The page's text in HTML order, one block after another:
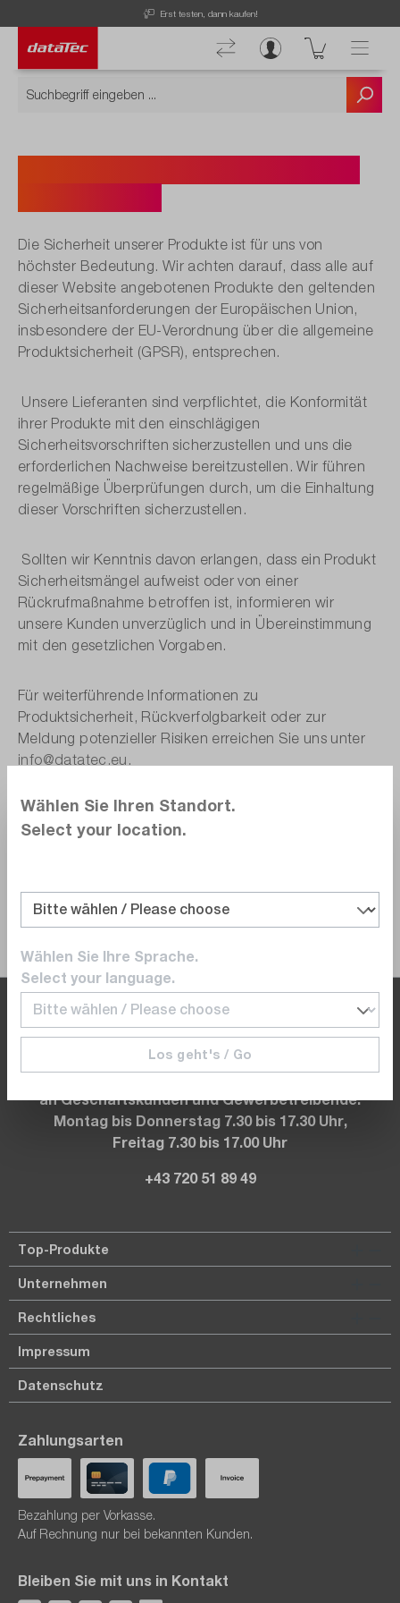
Erst testen, dann kaufen!
Die Sicherheit unserer Produkte ist für uns von
höchster Bedeutung. Wir achten darauf, dass alle auf
dieser Website angebotenen Produkte den geltenden
Sicherheitsanforderungen der Europäischen Union,
insbesondere der EU-Verordnung über die allgemeine
Produktsicherheit (GPSR), entsprechen.
Unsere Lieferanten sind verpflichtet, die Konformität
ihrer Produkte mit den einschlägigen
Sicherheitsvorschriften sicherzustellen und uns die
erforderlichen Nachweise bereitzustellen. Wir führen
regelmäßige Überprüfungen durch, um die Einhaltung
dieser Vorschriften sicherzustellen.
Sollten wir Kenntnis davon erlangen, dass ein Produkt
Sicherheitsmängel aufweist oder von einer
Rückrufmaßnahme betroffen ist, informieren wir
unsere Kunden unverzüglich und in Übereinstimmung
mit den gesetzlichen Vorgaben.
Für weiterführende Informationen zu
Produktsicherheit, Rückverfolgbarkeit oder zur
Meldung potenzieller Risiken erreichen Sie uns unter
info@datatec.eu .
Sie haben weitere Fragen?
+43 720 / 51 89 49
Wenn Sie im Büro sind, sind wir es auch.
Der dataTec B2B Shop richtet sich ausschließlich
an Geschäftskunden und Gewerbetreibende.
Montag bis Donnerstag 7.30 bis 17.30 Uhr,
Freitag 7.30 bis 17.00 Uhr
+43 720 51 89 49
Top-Produkte
Unternehmen
Rechtliches
Impressum
Datenschutz
Zahlungsarten
Bezahlung per Vorkasse.
Auf Rechnung nur bei bekannten Kunden.
Bleiben Sie mit uns in Kontakt
Wählen Sie Ihren Standort.
Select your location.
Wählen Sie Ihre Sprache.
Select your language.
Los geht's / Go